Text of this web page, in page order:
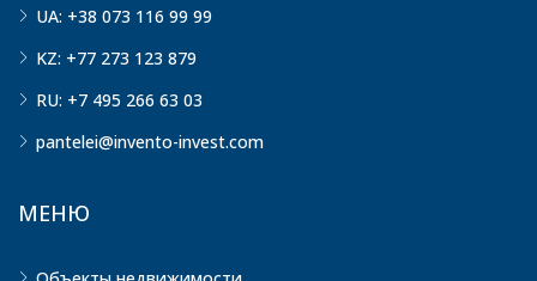
UA: +38 073 116 99 99
KZ: +77 273 123 879
RU: +7 495 266 63 03
pantelei@invento-invest.com
МЕНЮ